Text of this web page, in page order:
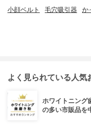
小顔ベルト 毛穴吸引器 か
よく見られている人気
ホワイトニング
の多い市販品を